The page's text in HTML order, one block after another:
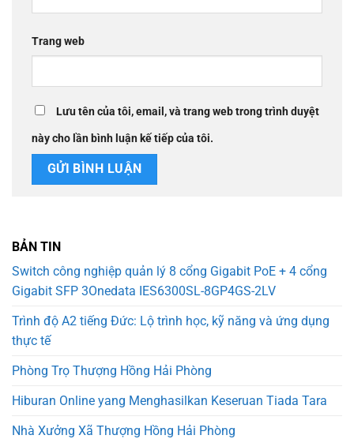
Trang web
Lưu tên của tôi, email, và trang web trong trình duyệt
này cho lần bình luận kế tiếp của tôi.
BẢN TIN
Switch công nghiệp quản lý 8 cổng Gigabit PoE + 4 cổng
Gigabit SFP 3Onedata IES6300SL-8GP4GS-2LV
Trình độ A2 tiếng Đức: Lộ trình học, kỹ năng và ứng dụng
thực tế
Phòng Trọ Thượng Hồng Hải Phòng
Hiburan Online yang Menghasilkan Keseruan Tiada Tara
Nhà Xưởng Xã Thượng Hồng Hải Phòng